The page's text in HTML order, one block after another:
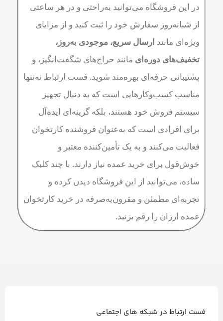
در این فروشگاه می‌توانید به‌راحتی و در هر ساعتی
از شبانه‌روز سفارش خود را ثبت کنید و از مزایای
ویژه‌ای مانند ارسال سریع، موجودی به‌روز،
تخفیف‌های دوره‌ای مانند حراج‌های شگفت‌انگیز، و
پشتیبانی حرفه‌ای بهره‌مند شوید. فست ارتباط نه‌تنها
مناسب کسب‌وکارهایی است که به دنبال تجهیز
سیستم فروش خود هستند، بلکه گزینه‌ای ایده‌آل
برای افرادی‌ است که به‌عنوان فروشنده کارتخوان
فعالیت می‌کنند و به یک تأمین‌کننده معتبر و
خوش‌قول برای خرید عمده نیاز دارند. با چند کلیک
ساده، می‌توانید از این فروشگاه دیدن کرده و
تجربه‌ای مطمئن و مقرون‌به‌صرفه در خرید کارتخوان
عمده ارزان را رقم بزنید.
فست ارتباط در شبکه های اجتماعی